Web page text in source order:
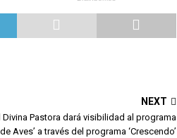
NEXT
Divina Pastora dará visibilidad al programa
Aves’ a través del programa ‘Crescendo’